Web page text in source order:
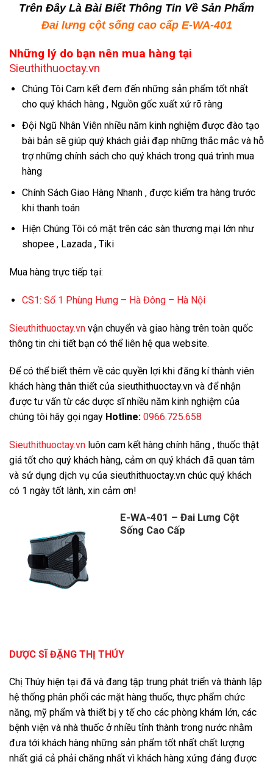
Trên Đây Là Bài Biết Thông Tin Về Sản Phẩm
Đai lưng cột sống cao cấp E-WA-401
Những lý do bạn nên mua hàng tại
Sieuthithuoctay.vn
Chúng Tôi Cam kết đem đến những sản phẩm tốt nhất
cho quý khách hàng , Nguồn gốc xuất xứ rõ ràng
Đội Ngũ Nhân Viên nhiều năm kinh nghiệm được đào tạo
bài bản sẽ giúp quý khách giải đạp những thắc mắc và hỗ
trợ những chính sách cho quý khách trong quá trình mua
hàng
Chính Sách Giao Hàng Nhanh , được kiểm tra hàng trước
khi thanh toán
Hiện Chúng Tôi có mặt trên các sàn thương mại lớn như
shopee , Lazada , Tiki
Mua hàng trực tiếp tại:
CS1: Số 1 Phùng Hưng – Hà Đông – Hà Nội
Sieuthithuoctay.vn vận chuyển và giao hàng trên toàn quốc
thông tin chi tiết bạn có thể liên hệ qua website.
Để có thể biết thêm về các quyền lợi khi đăng kí thành viên
khách hàng thân thiết của sieuthithuoctay.vn và để nhận
được tư vấn từ các dược sĩ nhiều năm kinh nghiệm của
chúng tôi hãy gọi ngay Hotline: 0966.725.658
Sieuthithuoctay.vn luôn cam kết hàng chính hãng , thuốc thật
giá tốt cho quý khách hàng, cảm ơn quý khách đã quan tâm
và sử dụng dịch vụ của sieuthithuoctay.vn chúc quý khách
có 1 ngày tốt lành, xin cảm ơn!
E-WA-401 – Đai Lưng Cột
Sống Cao Cấp
DƯỢC SĨ ĐẶNG THỊ THÚY
Chị Thúy hiện tại đã và đang tập trung phát triển và thành lập
hệ thống phân phối các mặt hàng thuốc, thực phẩm chức
năng, mỹ phẩm và thiết bị y tế cho các phòng khám lớn, các
bệnh viện và nhà thuốc ở nhiều tỉnh thành trong nước nhằm
đưa tới khách hàng những sản phẩm tốt nhất chất lượng
nhất giá cả phải chăng nhất vì khách hàng xứng đáng được